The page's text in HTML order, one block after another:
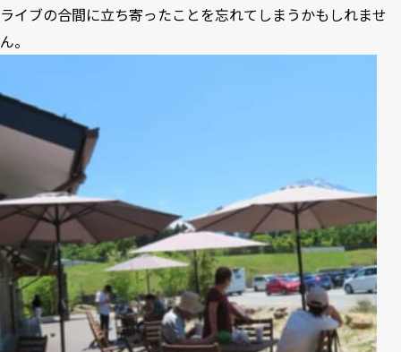
ライブの合間に立ち寄ったことを忘れてしまうかもしれませ
ん。